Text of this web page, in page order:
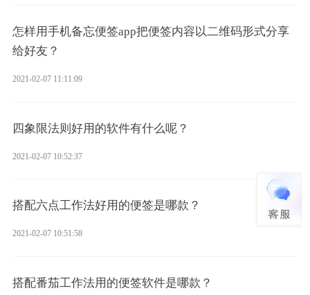
怎样用手机备忘便签app把便签内容以二维码形式分享
给好友？
2021-02-07 11:11:09
四象限法则好用的软件有什么呢？
2021-02-07 10:52:37
搭配六点工作法好用的便签是哪款？
2021-02-07 10:51:58
搭配番茄工作法用的便签软件是哪款？